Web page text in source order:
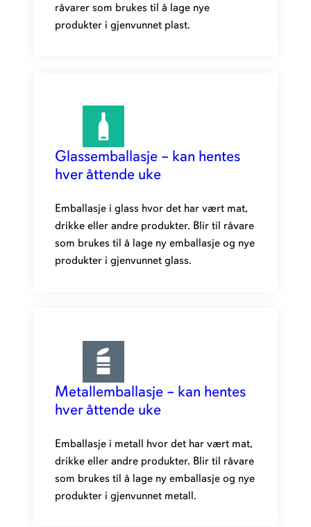
råvarer som brukes til å lage nye
produkter i gjenvunnet plast.
Glassemballasje – kan hentes
hver åttende uke
Emballasje i glass hvor det har vært mat,
drikke eller andre produkter. Blir til råvare
som brukes til å lage ny emballasje og nye
produkter i gjenvunnet glass.
Metallemballasje – kan hentes
hver åttende uke
Emballasje i metall hvor det har vært mat,
drikke eller andre produkter. Blir til råvare
som brukes til å lage ny emballasje og nye
produkter i gjenvunnet metall.